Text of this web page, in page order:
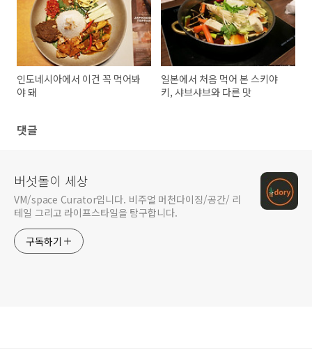
인도네시아에서 이건 꼭 먹어봐
야 돼
일본에서 처음 먹어 본 스키야
키, 샤브샤브와 다른 맛
댓글
버섯돌이 세상
VM/space Curator입니다. 비주얼 머천다이징/공간/ 리
테일 그리고 라이프스타일을 탐구합니다.
구독하기